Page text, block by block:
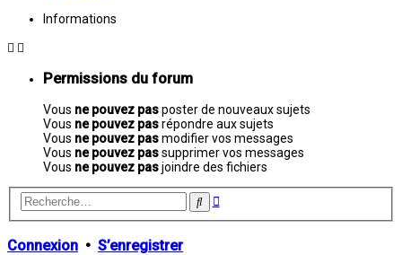
Informations
Permissions du forum
Vous ne pouvez pasposter de nouveaux sujets
Vous ne pouvez pasrépondre aux sujets
Vous ne pouvez pasmodifier vos messages
Vous ne pouvez passupprimer vos messages
Vous ne pouvez pasjoindre des fichiers
Rechercher
Recherche
Connexion • S’enregistrer